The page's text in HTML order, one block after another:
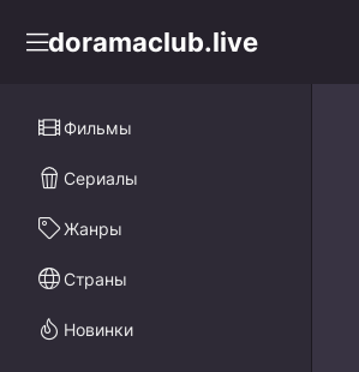
doramaclub.live
Фильмы
Сериалы
Жанры
Страны
Новинки